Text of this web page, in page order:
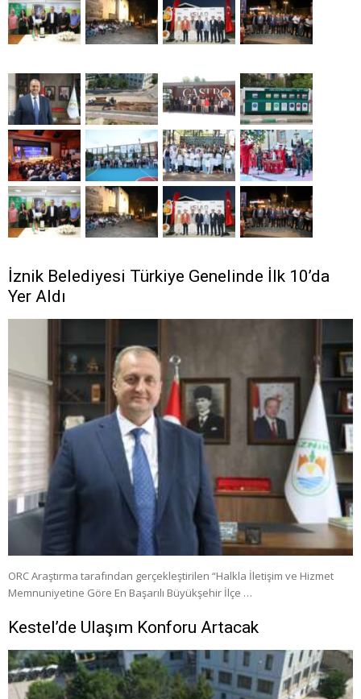
İznik Belediyesi Türkiye Genelinde İlk 10’da
Yer Aldı
ORC Araştırma tarafından gerçekleştirilen “Halkla İletişim ve Hizmet
Memnuniyetine Göre En Başarılı Büyükşehir İlçe …
Kestel’de Ulaşım Konforu Artacak